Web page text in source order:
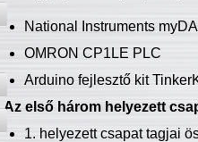
National Instruments
OMRON CP1LE PLC
Arduino fejlesztő kit
Az első három helyezett
1. helyezett csapat tagjai